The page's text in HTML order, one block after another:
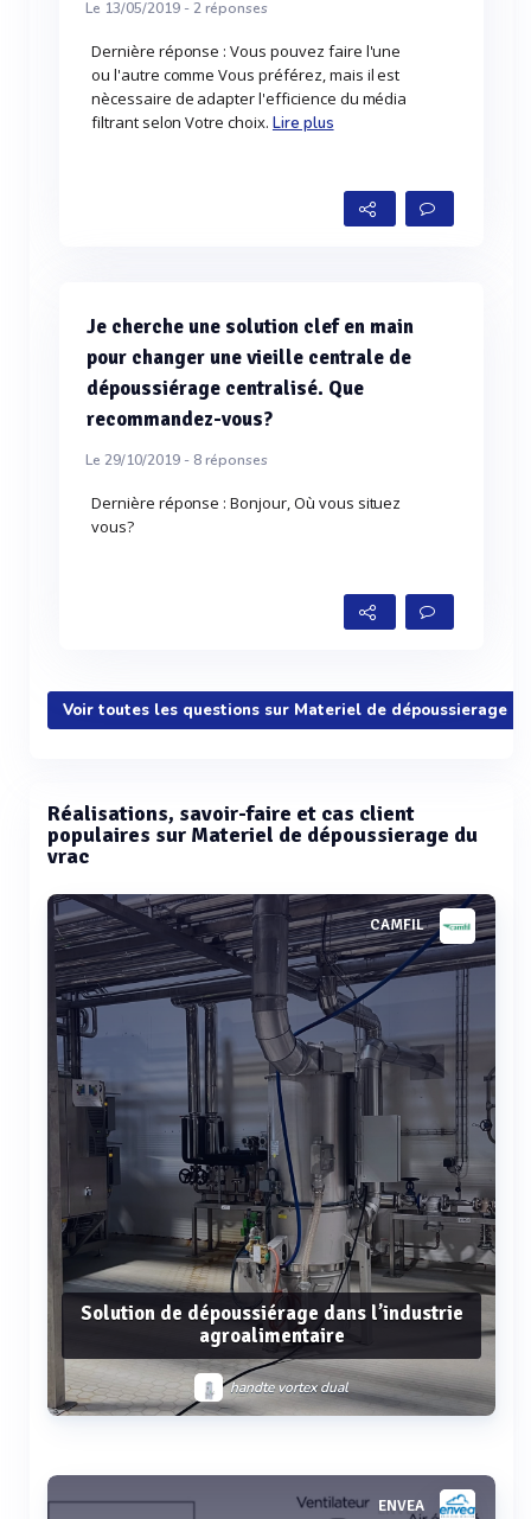
Le 13/05/2019 -2réponses
Dernière réponse : Vous pouvez faire l'une
ou l'autre comme Vous préférez, mais il est
nècessaire de adapter l'efficience du média
filtrant selon Votre choix. Lire plus
Je cherche une solution clef en main
pour changer une vieille centrale de
dépoussiérage centralisé. Que
recommandez-vous?
Le 29/10/2019 - 8réponses
Dernière réponse : Bonjour, Où vous situez
vous?
Voir toutes les questions sur Materiel de dépoussierage
Réalisations, savoir-faire et cas client
populaires sur Materiel de dépoussierage du
vrac
CAMFIL
Solution de dépoussiérage dans l’industrie
agroalimentaire
handte vortex dual
Voir plus ENVEA